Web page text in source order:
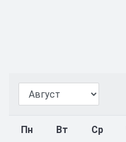
Пн Вт Ср